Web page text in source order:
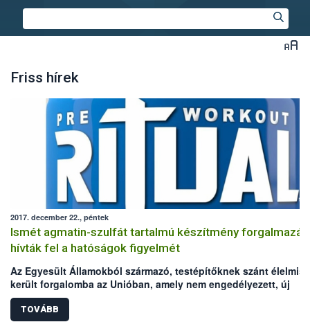
Friss hírek
2017. december 22., péntek
Ismét agmatin-szulfát tartalmú készítmény
hívták fel a hatóságok figyelmét
Az Egyesült Államokból származó, testépítőknek szánt
került forgalomba az Unióban, amely nem engedélyezett, új
élelmiszer-összetevőt (agmatin-szulfát) tartalmaz. A Nemzeti
Élelmiszerlánc-biztonsági Hivatal (Nébih) – az észt és a szlovák
hatóság bejelentése alapján – a RASFF-on keresztül értesült az
TOVÁBB